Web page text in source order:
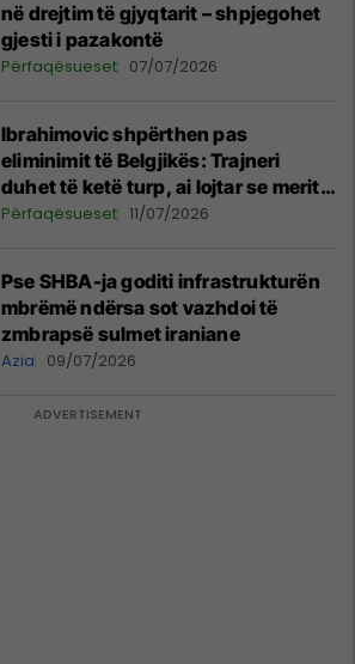
në drejtim të gjyqtarit – shpjegohet
gjesti i pazakontë
Përfaqësueset 07/07/2026
Ibrahimovic shpërthen pas
eliminimit të Belgjikës: Trajneri
duhet të ketë turp, ai lojtar se meritoi
të luante
Përfaqësueset 11/07/2026
Pse SHBA-ja goditi infrastrukturën
mbrëmë ndërsa sot vazhdoi të
zmbrapsë sulmet iraniane
Azia 09/07/2026